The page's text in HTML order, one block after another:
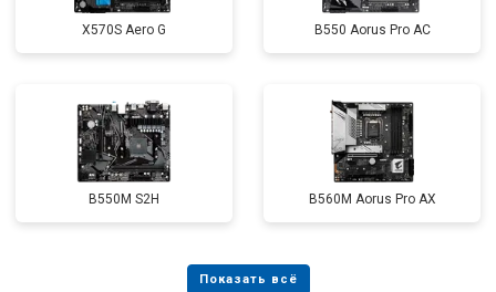
X570S Aero G B550 Aorus Pro AC
B550M S2H B560M Aorus Pro AX